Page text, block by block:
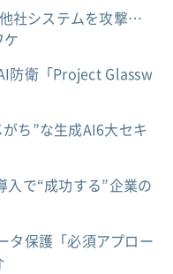
社システムを攻撃…
防衛「Project Glassw
ち”な生成AI6大セキ
入で“成功する”企業の
タ保護「必須アプロー